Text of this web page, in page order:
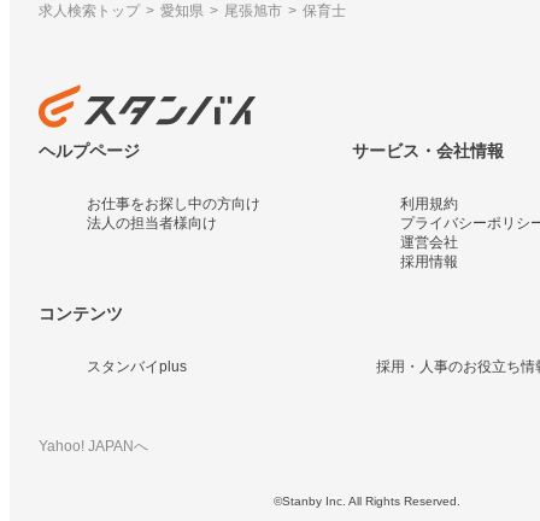
求人検索トップ 愛知県 尾張旭市 保育士
ヘルプページ
お仕事をお探し中の方向け
法人の担当者様向け
サービス・会社情報
利用規約
プライバシーポリシ
運営会社
採用情報
コンテンツ
スタンバイplus 採用・人事のお役立ち情
Yahoo! JAPANへ
©Stanby Inc. All Rights Reserved.